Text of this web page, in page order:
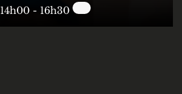
- 16h30